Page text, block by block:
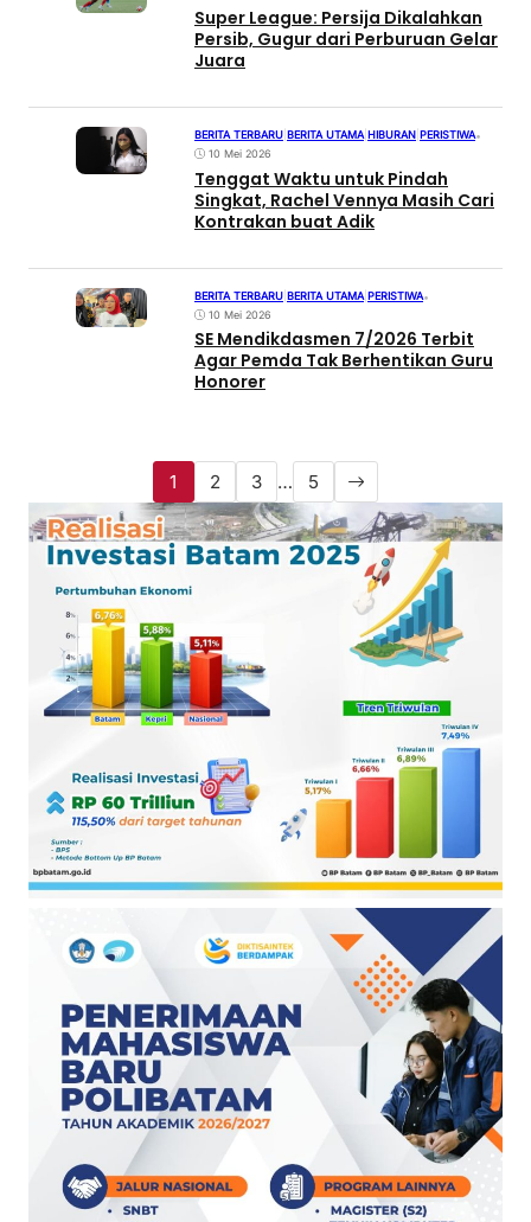
Super League: Persija Dikalahkan
Persib, Gugur dari Perburuan Gelar
Juara
BERITA TERBARU BERITA UTAMA|HIBURAN PERISTIWA•
10 Mei 2026
Tenggat Waktu untuk Pindah
Singkat, Rachel Vennya Masih Cari
Kontrakan buat Adik
BERITA TERBARU BERITA UTAMA PERISTIWA•
10 Mei 2026
SE Mendikdasmen 7/2026 Terbit
Agar Pemda Tak Berhentikan Guru
Honorer
1 2 3 … 5